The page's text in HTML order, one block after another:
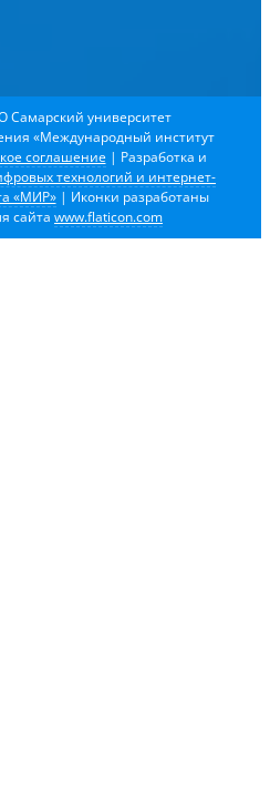
Самарский университет
«Международный институт
соглашение | Разработка и
технологий и интернет-
«МИР»| Иконки разработаны
сайта www.flaticon.com